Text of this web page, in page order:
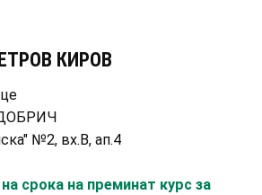
КИРОВ
№2, вх.В, ап.4
срока на преминат курс за